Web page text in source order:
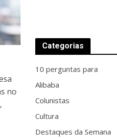
no
Categorias
10 perguntas para
Alibaba
Colunistas
Cultura
Destaques da Semana